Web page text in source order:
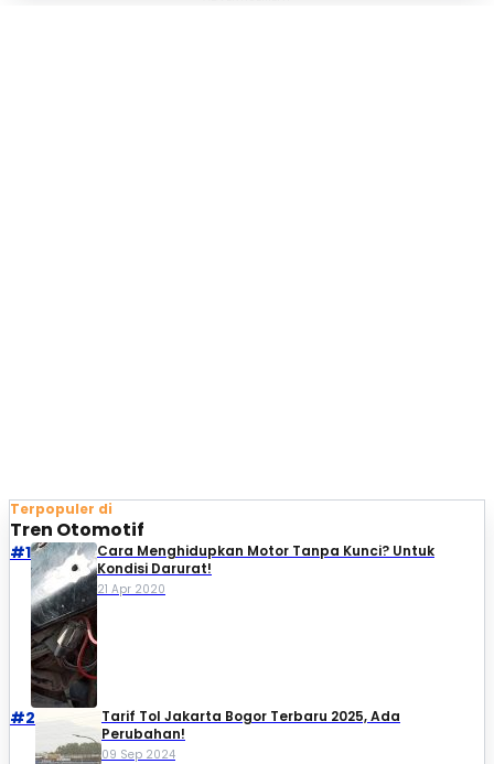
Terpopuler di
Tren Otomotif
#1
Cara Menghidupkan Motor Tanpa Kunci? Untuk
Kondisi Darurat!
21 Apr 2020
#2
Tarif Tol Jakarta Bogor Terbaru 2025, Ada
Perubahan!
09 Sep 2024